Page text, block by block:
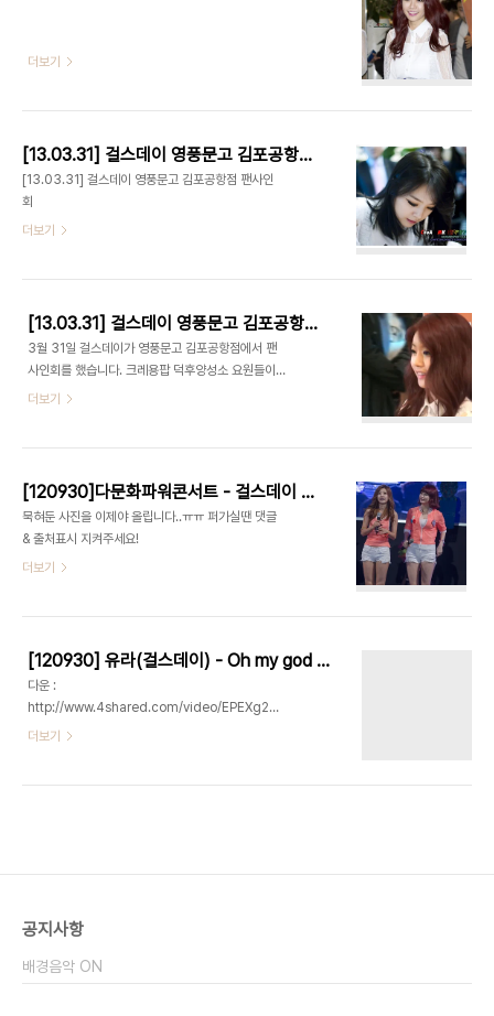
더보기
[13.03.31] 걸스데이 영풍문고 김포공항점 팬사인회
[13.03.31] 걸스데이 영풍문고 김포공항점 팬사인
회
더보기
[13.03.31] 걸스데이 영풍문고 김포공항점 팬사인회 직캠
3월 31일 걸스데이가 영풍문고 김포공항점에서 팬
사인회를 했습니다. 크레용팝 덕후양성소 요원들이
출동해서 영상과 사진을 찍어왔어요. 사진은 보정중
더보기
[120930]다문화파워콘서트 - 걸스데이 직찍
묵혀둔 사진을 이제야 올립니다..ㅠㅠ 퍼가실땐 댓글
& 출처표시 지켜주세요!
더보기
[120930] 유라(걸스데이) - Oh my god 직캠
다운 :
http://www.4shared.com/video/EPEXg26a/120930_-
_Oh_my_god_by_.html
더보기
공지사항
배경음악 ON